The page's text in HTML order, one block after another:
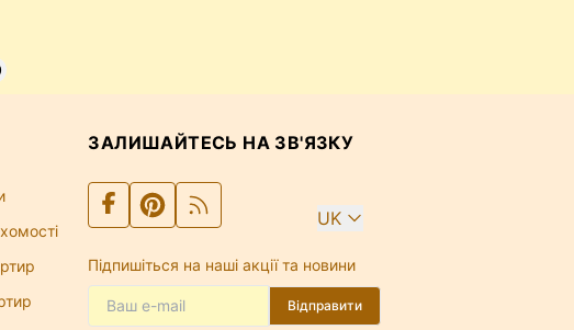
ЗАЛИШАЙТЕСЬ НА ЗВ'ЯЗКУ
UK
Підпишіться на наші акції та новини
Відправити